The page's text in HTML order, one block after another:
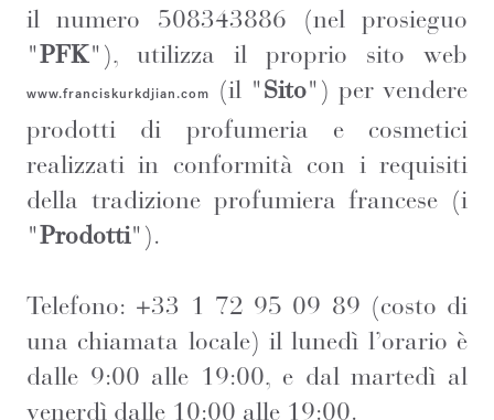
il numero 508343886 (nel prosieguo
"PFK"), utilizza il proprio sito web
www.franciskurkdjian.com (il "Sito") per vendere
prodotti di profumeria e cosmetici
realizzati in conformità con i requisiti
della tradizione profumiera francese (i
"Prodotti").
Telefono: +33 1 72 95 09 89 (costo di
una chiamata locale) il lunedì l’orario è
dalle 9:00 alle 19:00, e dal martedì al
venerdì dalle 10:00 alle 19:00.